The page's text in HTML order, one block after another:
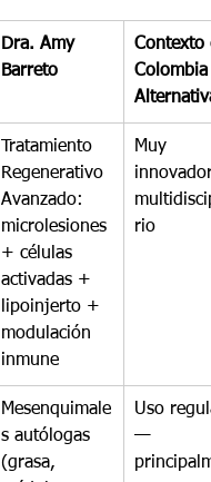
Dra. Amy
Barreto
Contexto
Colombia
Tratamiento
Regenerativo
Avanzado:
microlesiones
+ células
activadas +
lipoinjerto +
modulación
inmune
Muy
rio
Mesenquimale
s autólogas
(grasa,
Uso
—